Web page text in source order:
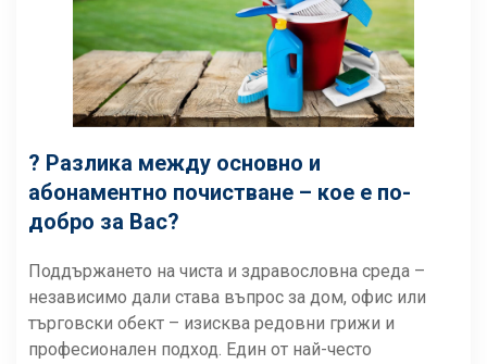
? Разлика между основно и
абонаментно почистване – кое е по-
добро за Вас?
Поддържането на чиста и здравословна среда –
независимо дали става въпрос за дом, офис или
търговски обект – изисква редовни грижи и
професионален подход. Един от най-често